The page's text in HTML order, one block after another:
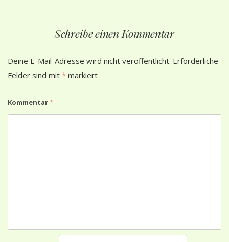
Schreibe einen Kommentar
Deine E-Mail-Adresse wird nicht veröffentlicht. Erforderliche
Felder sind mit * markiert
Kommentar*